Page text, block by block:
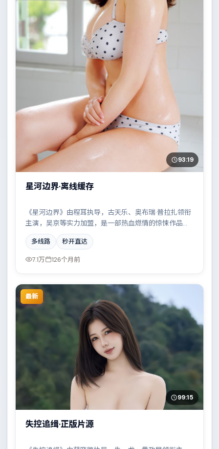
93:19
星河边界·离线缓存
《星河边界》由程耳执导，古天乐、奥布瑞·普拉扎领衔
主演，吴京等实力加盟，是一部热血燃情的惊悚作品。
故事主要发生在英国，一场看似偶然的事故牵出陈年秘
辛。影片在视听语言与叙事节奏上均有突破，适合喜欢
深度叙事的观众。
多线路 秒开直达
7.1万 126个月前
最新
99:15
失控追缉·正版片源